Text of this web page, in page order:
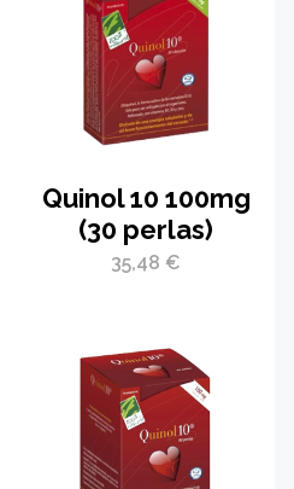
Quinol 10 100mg
(30 perlas)
35,48 €